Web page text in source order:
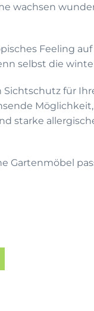
wachsen
Feeling
selbst die
für
starke
Gartenmöbel